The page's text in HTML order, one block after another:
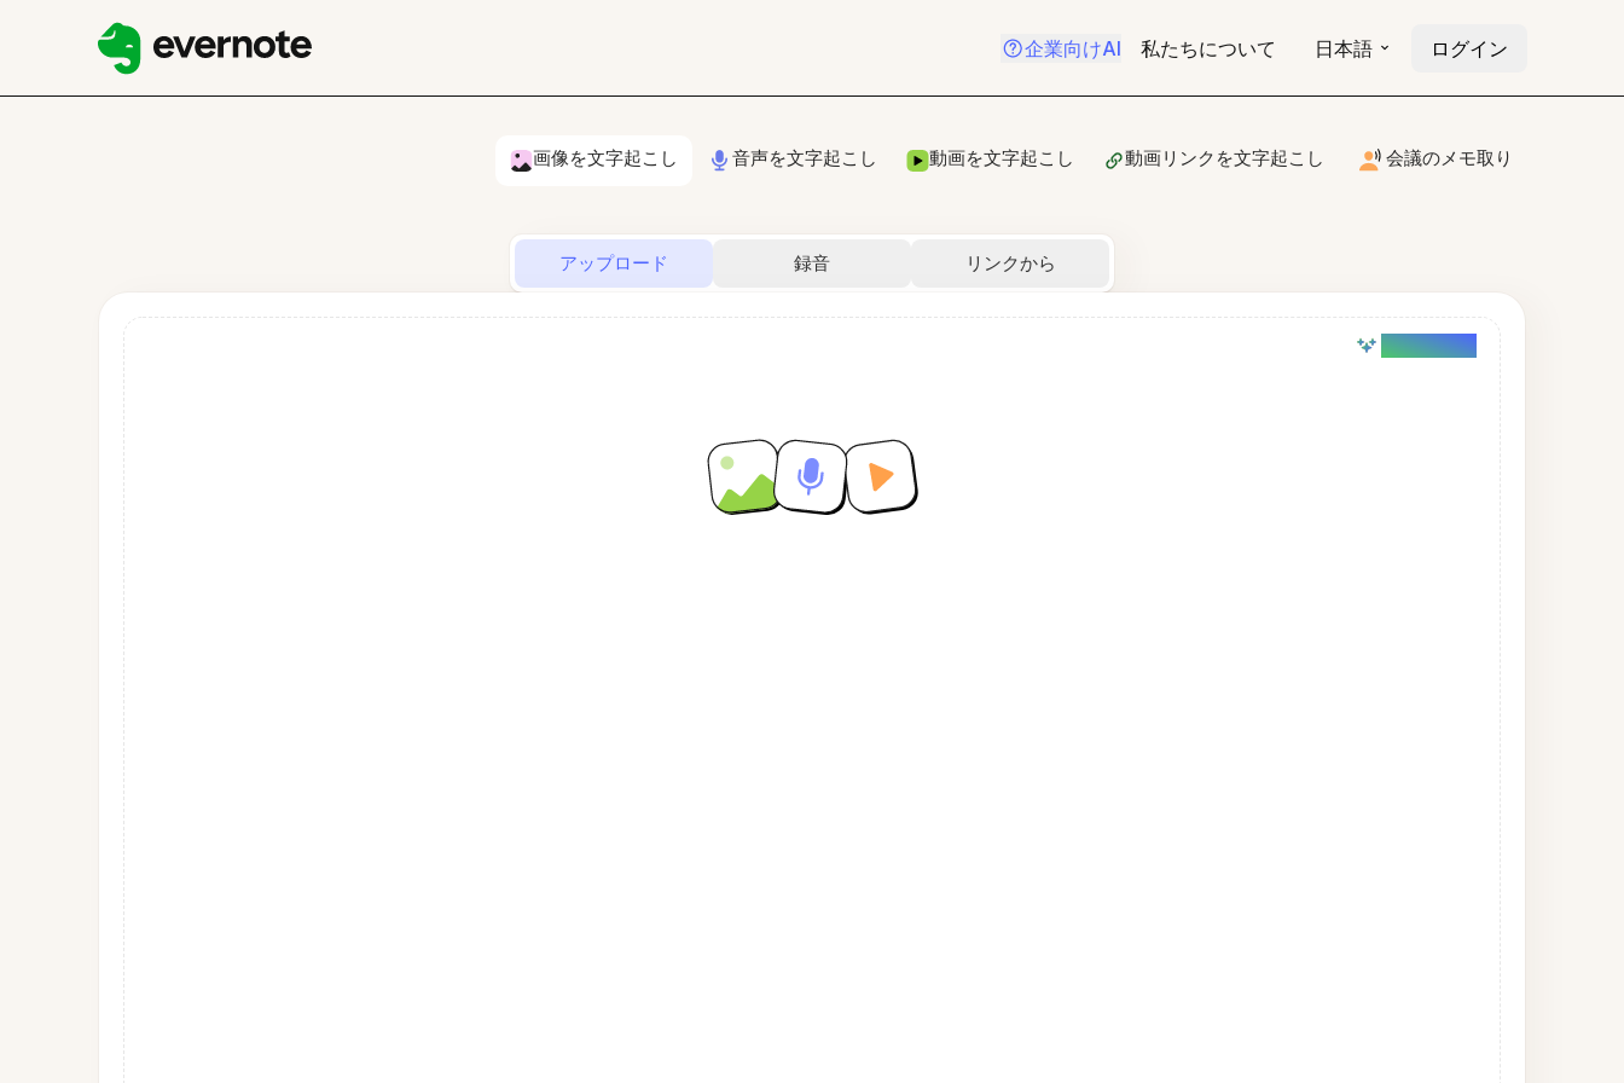
企業向けAI 私たちについて 日本語 ログイン
画像を文字起こし 音声を文字起こし 動画を文字起こし 動画リンクを文字起こし 会議のメモ取り
アップロード 録音 リンクから
AI powered